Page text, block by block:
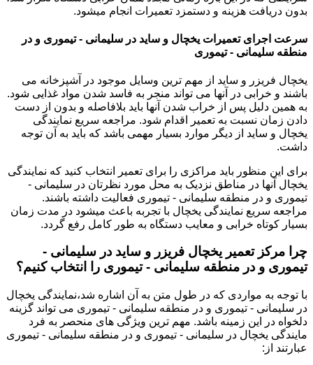
بدون دریافت هزینه و دستمزد تعمیرات انجام میشود.
سرعت اجرای تعمیرات یخچال و ساید در سلیمانی - تیموری و در
منطقه سلیمانی - تیموری
یخچال فریزر و ساید از مهم ترین وسایل موجود در آشپزخانه می
باشند و خرابی در آنها می تواند منجر به فاسد شدن مواد غذایی شود.
به همین دلیل پس از خراب شدن آنها باید بلافاصله و بدون از دست
دادن زمان نسبت به تعمیر اقدام شود. مراجعه سریع نمایندگی
یخچال و ساید از دیگر موارد بسیار مهمی باشد که باید به آن توجه
داشت.
برای این منظور باید مراکزی را برای تعمیر انتخاب کنید که نمایندگی
یخچال آنها در مناطق نزدیک به محل مورد نظرتان در سلیمانی -
تیموری و در منطقه سلیمانی - تیموری فعالیت داشته باشند.
مراجعه سریع نمایندگی یخچال با تجربه باعث میشود در مدت زمان
بسیار کوتاه خرابی و معایب دستگاه به طور کامل رفع گردد.
چرا مرکز تعمیر یخچال فریزر و ساید در سلیمانی -
تیموری و در منطقه سلیمانی - تیموری را انتخاب کنیم؟
با توجه به مواردی که در طول متن به آن اشاره شد،نمایندگی یخچال
در سلیمانی - تیموری و در منطقه سلیمانی - تیموری می تواند گزینه
دلخواه در این زمینه باشد. مهم ترین ویژگی های منحصر به فرد
مایندگی یخچال در سلیمانی - تیموری و در منطقه سلیمانی - تیموری
عبارتند از: